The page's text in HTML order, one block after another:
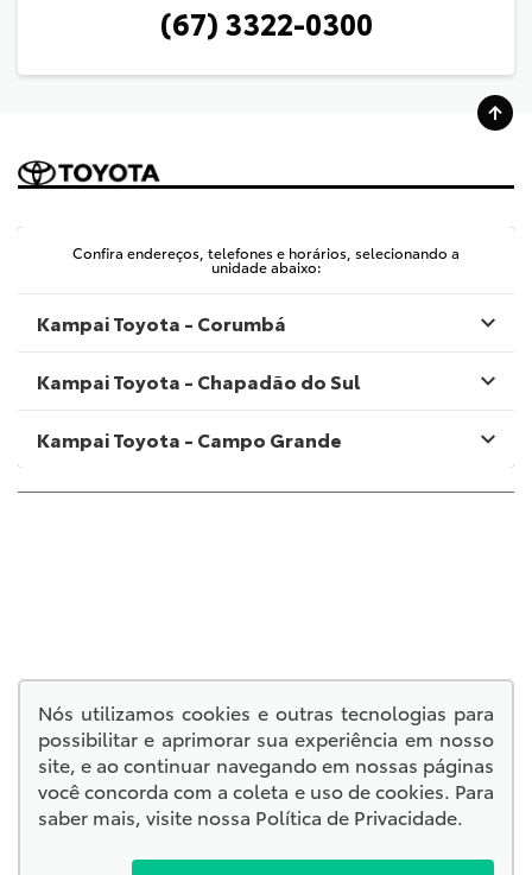
(67) 3322-0300
Confira endereços, telefones e horários, selecionando a
unidade abaixo:
Kampai Toyota - Corumbá
Kampai Toyota - Chapadão do Sul
Kampai Toyota - Campo Grande
SIGA-NOS:
Nós utilizamos cookies e outras tecnologias para
possibilitar e aprimorar sua experiência em nosso
site, e ao continuar navegando em nossas páginas
você concorda com a coleta e uso de cookies. Para
saber mais, visite nossa Política de Privacidade.